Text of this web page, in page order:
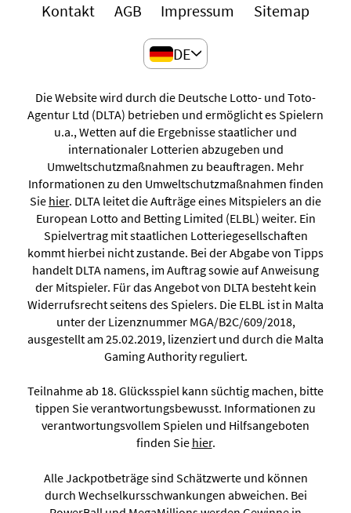
Kontakt AGB Impressum Sitemap
DE
Die Website wird durch die Deutsche Lotto- und Toto-
Agentur Ltd (DLTA) betrieben und ermöglicht es Spielern
u.a., Wetten auf die Ergebnisse staatlicher und
internationaler Lotterien abzugeben und
Umweltschutzmaßnahmen zu beauftragen. Mehr
Informationen zu den Umweltschutzmaßnahmen finden
Sie hier. DLTA leitet die Aufträge eines Mitspielers an die
European Lotto and Betting Limited (ELBL) weiter. Ein
Spielvertrag mit staatlichen Lotteriegesellschaften
kommt hierbei nicht zustande. Bei der Abgabe von Tipps
handelt DLTA namens, im Auftrag sowie auf Anweisung
der Mitspieler. Für das Angebot von DLTA besteht kein
Widerrufsrecht seitens des Spielers. Die ELBL ist in Malta
unter der Lizenznummer MGA/B2C/609/2018,
ausgestellt am 25.02.2019, lizenziert und durch die Malta
Gaming Authority reguliert.
Teilnahme ab 18. Glücksspiel kann süchtig machen, bitte
tippen Sie verantwortungsbewusst. Informationen zu
verantwortungsvollem Spielen und Hilfsangeboten
finden Sie hier.
Alle Jackpotbeträge sind Schätzwerte und können
durch Wechselkursschwankungen abweichen. Bei